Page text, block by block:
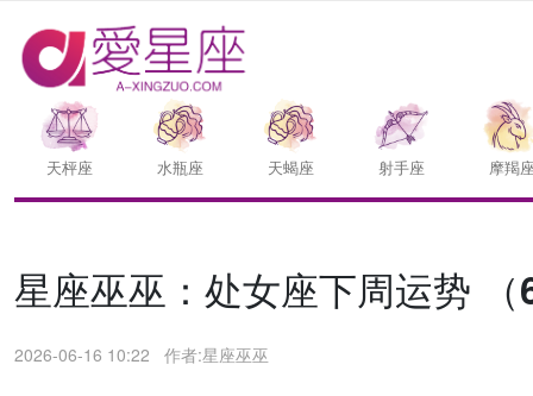
天枰座 水瓶座 天蝎座 射手座 摩羯
星座巫巫：处女座下周运势
2026-06-16 10:22 作者:星座巫巫